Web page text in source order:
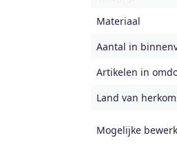
Materiaal
Aantal in
Artikelen in
Land van
Mogelijke